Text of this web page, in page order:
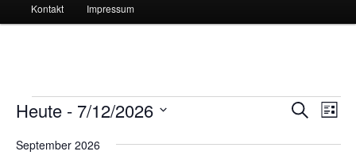
Kontakt Impressum
Veranstaltungen
Suche
SucheListe
Heute - 7/12/2026
wählen.
September 2026